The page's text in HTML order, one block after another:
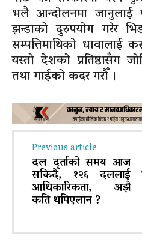
भलै आन्दोलनमा जानुलाई
झन्डाको दुरुपयोग गरेर
सम्पत्तिमाथिको धावालाई
यस्तो देशको प्रतिष्ठासँग
तथा गाईको कदर गरौँ ।
Previous article
दल दर्ताकाे समय आज
सकिदैँ, १२६ दललाई
आधिकारिकता, अझै
कति थपिएलान ?